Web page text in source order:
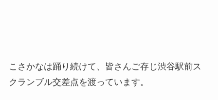
こさかなは踊り続けて、皆さんご存じ渋谷駅前ス
クランブル交差点を渡っています。